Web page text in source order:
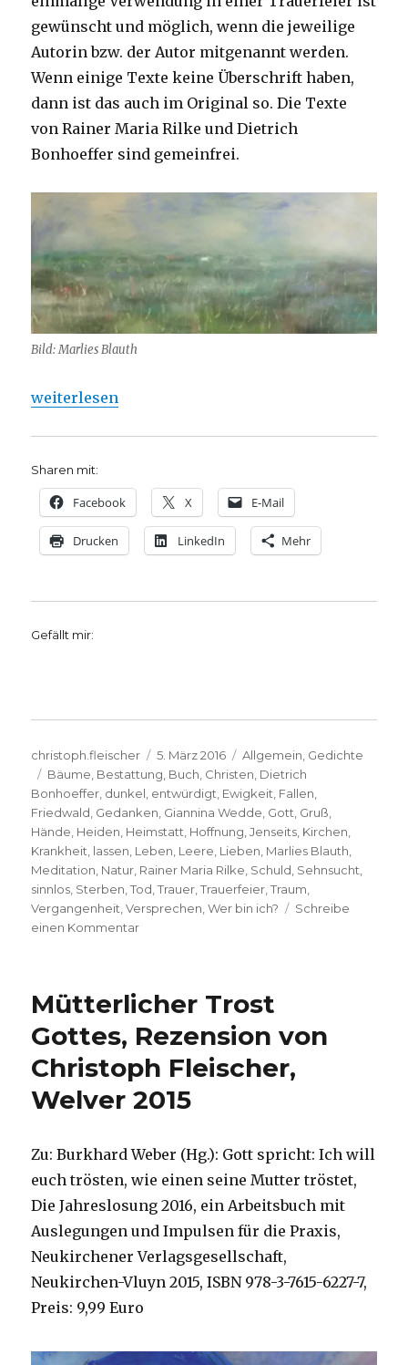
gewünscht und möglich, wenn die jeweilige
Autorin bzw. der Autor mitgenannt werden.
Wenn einige Texte keine Überschrift haben,
dann ist das auch im Original so. Die Texte
von Rainer Maria Rilke und Dietrich
Bonhoeffer sind gemeinfrei.
Bild: Marlies Blauth
„Trauer, illustrierte Gedichtauswahl für
weiterlesen
Sharen mit:
Facebook X E-Mail
Drucken LinkedIn Mehr
Gefällt mir:
Autor
christoph.fleischer
Veröffentlicht
am
5. März 2016 Kategorien
Allgemein Gedichte
Schlagwörter
Bäume Bestattung Buch Christen Dietrich
Bonhoeffer dunkel entwürdigt Ewigkeit Fallen
Friedwald Gedanken Giannina Wedde Gott Gruß
Hände Heiden Heimstatt Hoffnung ,Jenseits Kirchen
Krankheit lassen Leben Leere Lieben Marlies Blauth
Meditation Natur Rainer Maria Rilke Schuld Sehnsucht
sinnlos Sterben ,Tod ,Trauer ,Trauerfeier ,Traum
Vergangenheit ,Versprechen ,Wer bin ich?
Schreibe
einen Kommentarzu
für
Bestattungsfeiern,
herausgegeben
von
Christoph
Fleischer,
Mütterlicher Trost
Gottes, Rezension von
Christoph Fleischer,
Welver 2015
Zu: Burkhard Weber (Hg.): Gott spricht: Ich will
euch trösten, wie einen seine Mutter tröstet,
Die Jahreslosung 2016, ein Arbeitsbuch mit
Auslegungen und Impulsen für die Praxis,
Neukirchener Verlagsgesellschaft,
Neukirchen-Vluyn 2015, ISBN 978-3-7615-6227-7,
Preis: 9,99 Euro